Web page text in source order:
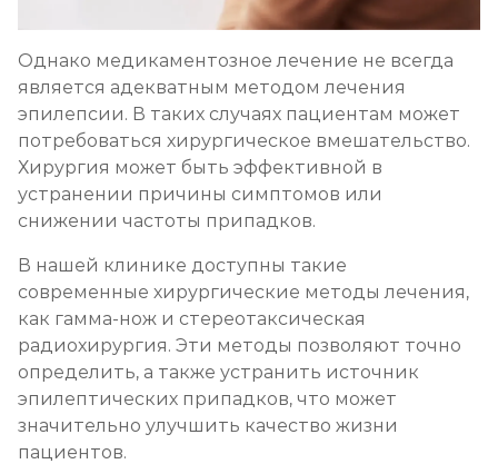
Однако медикаментозное лечение не всегда
является адекватным методом лечения
эпилепсии. В таких случаях пациентам может
потребоваться хирургическое вмешательство.
Хирургия может быть эффективной в
устранении причины симптомов или
снижении частоты припадков.
В нашей клинике доступны такие
современные хирургические методы лечения,
как гамма-нож и стереотаксическая
радиохирургия. Эти методы позволяют точно
определить, а также устранить источник
эпилептических припадков, что может
значительно улучшить качество жизни
пациентов.